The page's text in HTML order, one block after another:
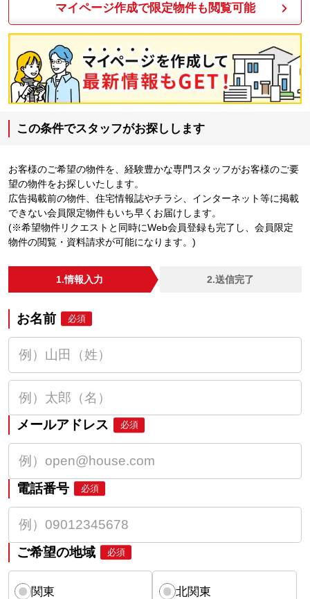
マイページ作成で限定物件も閲覧可能
この条件でスタッフがお探しします
お客様のご希望の物件を、経験豊かな専門スタッフがお客様のご要
望の物件をお探しいたします。
広告掲載前の物件、住宅情報誌やチラシ、インターネット等に掲載
できない会員限定物件もいち早くお届けします。
(※希望物件リクエストと同時にWeb会員登録も完了し、会員限定
物件の閲覧・資料請求が可能になります。)
1.情報入力 2.送信完了
お名前 必須
メールアドレス 必須
電話番号 必須
ご希望の地域 必須
関東 北関東